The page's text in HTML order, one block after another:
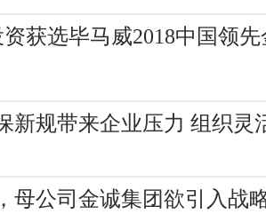
获选毕马威2018中国领
新规带来企业压力 组织灵
母公司金诚集团欲引入战